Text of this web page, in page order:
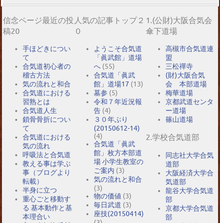
信念ページ最近の投
稿20
手ほどきについ
て
合気道初心者の
稽古方法
気の流れと和合
合気道における
習熟とは
合気道人生
鎖骨骨折につい
て
合気道における
気の流れ
呼吸法と合気道
教える事は学ぶ
事（ブログより
転載）
半身に立つ
重心ごと移動す
る 基本動作と基
本理合い
人気の記事トップ２
０
ようこそ合気道
「眞武館」道場
へ (55)
合気道「眞武
館」道場17 (13)
墓参 (5)
令和７年近況報
告 (4)
３０年ぶり
(20150612-14)
(4)
合気道「眞武
館」枚方本部道
場 小学生教室の
ご案内 (3)
気の流れと和合
(3)
物の価値 (3)
毎日武道 (3)
座技(20150414)
1.(公財)大阪合気会
傘下道場
高槻市合気道連
盟
三松禪寺
(財)大阪合気
会 本部道場
梅華道場
京都武道センタ
ー道場
篠山道場
2.学校合気道部
同志社大学合気
道部
大阪経済大学合
気道部
龍谷大学合気道
部
京都大学合気道
部